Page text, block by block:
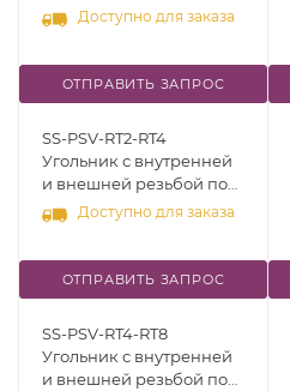
45°, [R (RT) 1/16" - R (RT)
1/8"], нерж.сталь 316
Доступно для заказа
ОТПРАВИТЬ ЗАПРОС
SS-PSV-RT2-RT4
Угольник с внутренней
и внешней резьбой под
45°, [R (RT) 1/8" - R (RT)
1/4"], нерж.сталь 316
Доступно для заказа
ОТПРАВИТЬ ЗАПРОС
SS-PSV-RT4-RT8
Угольник с внутренней
и внешней резьбой под